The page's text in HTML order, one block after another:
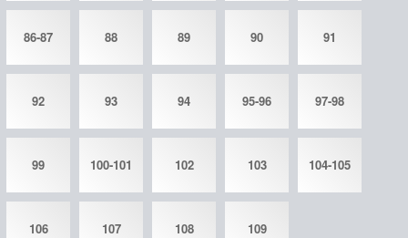
86-87 88 89 90 91
92 93 94 95-96 97-98
99 100-101 102 103 104-105
106 107 108 109